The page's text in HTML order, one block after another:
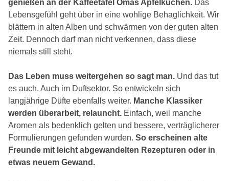
genießen an der Kaffeetafel Omas Apfelkuchen. Das
Lebensgefühl geht über in eine wohlige Behaglichkeit. Wir
blättern in alten Alben und schwärmen von der guten alten
Zeit. Dennoch darf man nicht verkennen, dass diese
niemals still steht.
Das Leben muss weitergehen so sagt man. Und das tut
es auch. Auch im Duftsektor. So entwickeln sich
langjährige Düfte ebenfalls weiter. Manche Klassiker
werden überarbeit, relauncht. Einfach, weil manche
Aromen als bedenklich gelten und bessere, verträglicherer
Formulierungen gefunden wurden. So erscheinen alte
Freunde mit leicht abgewandelten Rezepturen oder in
etwas neuem Gewand.